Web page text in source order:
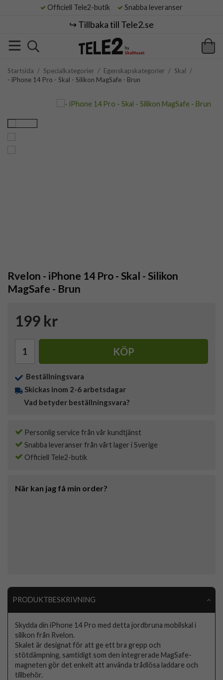
Officiell Tele2-butik Snabba leveranser
↪️ Tillbaka till Tele2.se
Startsida / Specialkategorier / Egenskapskategorier / Skal /
- iPhone 14 Pro - Skal - Silikon MagSafe - Brun
Rvelon - iPhone 14 Pro - Skal - Silikon
MagSafe - Brun
199 kr
KÖP
Beställningsvara
Skickas inom 2-6 arbetsdagar
Vad betyder beställningsvara?
Personlig service från vår kundtjänst
Snabba leveranser från vårt lager i Sverige
Officiell Tele2-butik
När kan jag få min order?
PRODUKTBESKRIVNING
Skydda din iPhone 14 Pro med detta jordbruna mobilskal i
silikon från Rvelon.
Skalet är designat för att ge ett bra grepp och
stötdämpning, samtidigt som den integrerade MagSafe-
magneten gör det enkelt att använda trådlösa laddare och
tillbehör.